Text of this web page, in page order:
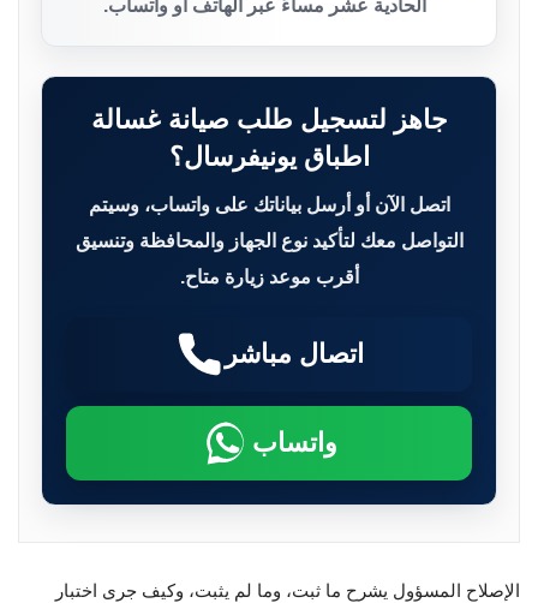
الحادية عشر مساءً عبر الهاتف أو واتساب.
جاهز لتسجيل طلب صيانة غسالة
اطباق يونيفرسال؟
اتصل الآن أو أرسل بياناتك على واتساب، وسيتم
التواصل معك لتأكيد نوع الجهاز والمحافظة وتنسيق
أقرب موعد زيارة متاح.
اتصال مباشر
واتساب
الإصلاح المسؤول يشرح ما ثبت، وما لم يثبت، وكيف جرى اختبار